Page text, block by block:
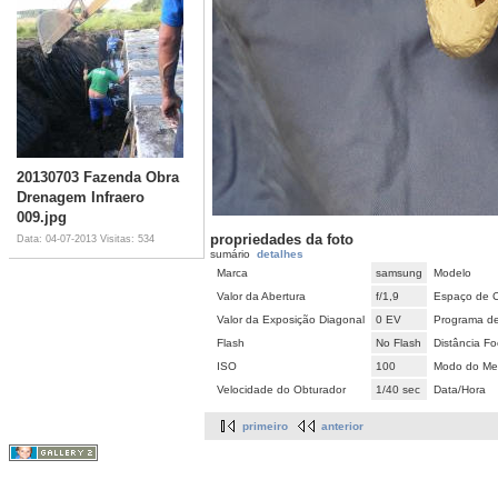
20130703 Fazenda Obra
Drenagem Infraero
009.jpg
Data: 04-07-2013 Visitas: 534 propriedades da foto
sumário detalhes
Marca
samsung
Modelo
Valor da Abertura
f/1,9
Espaço de
Valor da Exposição Diagonal
0 EV
Programa
Flash
No Flash
Distância
ISO
100
Modo do
Velocidade do Obturador
1/40 sec Data/Hora
primeiro anterior